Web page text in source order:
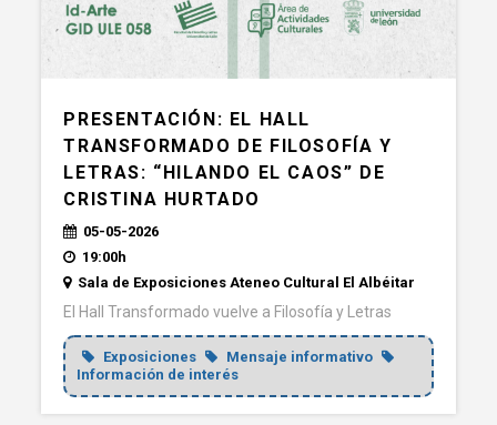
PRESENTACIÓN: EL HALL
TRANSFORMADO DE FILOSOFÍA Y
LETRAS: “HILANDO EL CAOS” DE
CRISTINA HURTADO
05-05-2026
19:00h
Sala de Exposiciones Ateneo Cultural El Albéitar
El Hall Transformado vuelve a Filosofía y Letras
Exposiciones
Mensaje informativo
Información de interés